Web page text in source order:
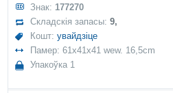
Знак: 177270
Складскія запасы:9,
Кошт:увайдзіце
Памер: 61x41x41 wew. 16,5cm
Упакоўка 1